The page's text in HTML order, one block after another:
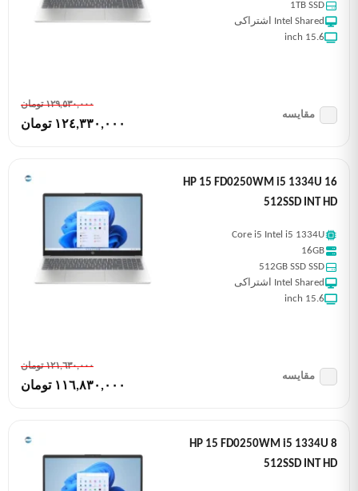
1TB SSD
Intel Shared اشتراکی
15.6 inch
١٢٩,٥٣٠,٠٠٠ تومان
١٢٤,٣٣٠,٠٠٠ تومان
مقایسه
HP 15 FD0250WM i5 1334U 16
512SSD INT HD
Core i5 Intel i5 1334U
16GB
512GB SSD SSD
Intel Shared اشتراکی
15.6 inch
١٢١,٦٣٠,٠٠٠ تومان
١١٦,٨٣٠,٠٠٠ تومان
مقایسه
HP 15 FD0250WM i5 1334U 8
512SSD INT HD